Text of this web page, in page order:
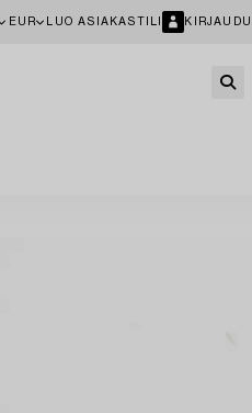
EUR LUO ASIAKASTILI KIRJAUDU